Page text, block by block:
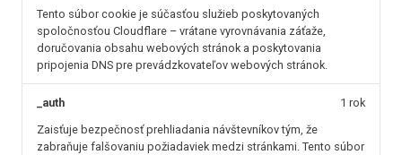
Tento súbor cookie je súčasťou služieb poskytovaných
spoločnosťou Cloudflare – vrátane vyrovnávania záťaže,
doručovania obsahu webových stránok a poskytovania
pripojenia DNS pre prevádzkovateľov webových stránok.
_auth
Zaisťuje bezpečnosť prehliadania návštevníkov tým, že
zabraňuje falšovaniu požiadaviek medzi stránkami. Tento súbor
1 rok